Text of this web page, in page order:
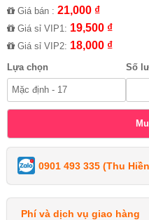
Giá bán : 21,000 ₫
Giá sỉ VIP1: 19,500 ₫
Giá sỉ VIP2: 18,000 ₫
Lựa chọn Số
0901 493 335 (Thu
Phí và dịch vụ giao hàng